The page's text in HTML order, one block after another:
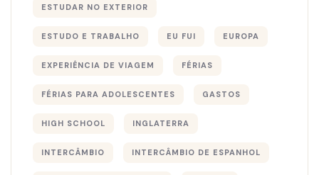
ESTUDAR NO EXTERIOR
ESTUDO E TRABALHO EU FUI EUROPA
EXPERIÊNCIA DE VIAGEM FÉRIAS
FÉRIAS PARA ADOLESCENTES GASTOS
HIGH SCHOOL INGLATERRA
INTERCÂMBIO INTERCÂMBIO DE ESPANHOL